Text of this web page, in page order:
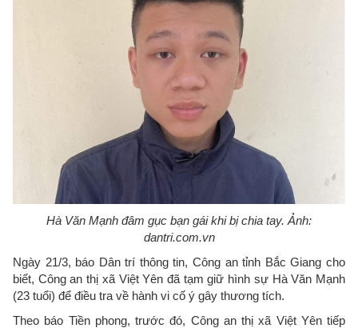
Hà Văn Mạnh đâm gục bạn gái khi bị chia tay. Ảnh:
dantri.com.vn
Ngày 21/3, báo Dân trí thông tin, Công an tỉnh Bắc Giang cho
biết, Công an thị xã Việt Yên đã tạm giữ hình sự Hà Văn Mạnh
(23 tuổi) để điều tra về hành vi cố ý gây thương tích.
Theo báo Tiền phong, trước đó, Công an thị xã Việt Yên tiếp